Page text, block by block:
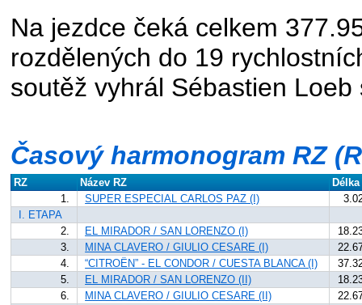
Na jezdce čeká celkem
rozdělených do 19
soutěž vyhrál Sébastien
Časový harmonogram RZ
RZ Název RZ
Délka
1.
SUPER ESPECIAL CARLOS PAZ (I)
I. ETAPA
2.
EL MIRADOR / SAN LORENZO (I)
3.
MINA CLAVERO / GIULIO CESARE (I)
4.
“CITROËN” - EL CONDOR / CUESTA BLANCA (I)
5.
EL MIRADOR / SAN LORENZO (II)
6.
MINA CLAVERO / GIULIO CESARE (II)